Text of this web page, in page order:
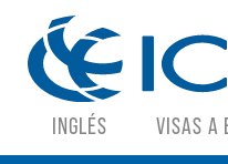
INGLÉS VISAS A